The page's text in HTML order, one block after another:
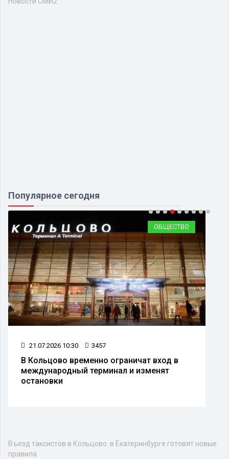
Популярное сегодня
ОБЩЕСТВО
21.07.2026 10:30 3457
В Кольцово временно ограничат вход в
международный терминал и изменят
остановки
Въезд таксистов в Кольцово: в Екатеринбурге готовят новые
правила